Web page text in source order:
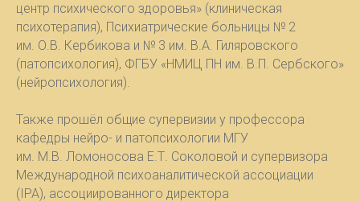
центр психического здоровья» (клиническая
психотерапия), Психиатрические больницы № 2
им. О.В. Кербикова и № 3 им. В.А. Гиляровского
(патопсихология), ФГБУ «НМИЦ ПН им. В.П. Сербского»
(нейропсихология).
Также прошёл общие супервизии у профессора
кафедры нейро- и патопсихологии МГУ
им. М.В. Ломоносова Е.Т. Соколовой и супервизора
Международной психоаналитической ассоциации
(IPA), ассоциированного директора